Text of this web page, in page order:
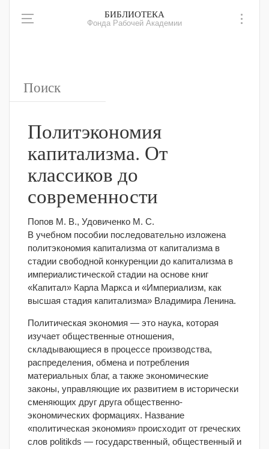
БИБЛИОТЕКА
Фонда Рабочей Академии
Политэкономия
капитализма. От
классиков до
современности
Попов М. В., Удовиченко М. С.
В учебном пособии последовательно изложена
политэкономия капитализма от капитализма в
стадии свободной конкуренции до капитализма в
империалистической стадии на основе книг
«Капитал» Карла Маркса и «Империализм, как
высшая стадия капитализма» Владимира Ленина.
Политическая экономия — это наука, которая
изучает общественные отношения,
складывающиеся в процессе производства,
распределения, обмена и потребления
материальных благ, а также экономические
законы, управляющие их развитием в исторически
сменяющих друг друга общественно-
экономических формациях. Название
«политическая экономия» происходит от греческих
слов politikds — государственный, общественный и